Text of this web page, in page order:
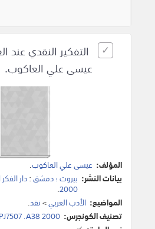
التفكير النقدي عند
عيسى علي العاكوب.
المؤلف: عيسى علي العاكوب.
بيانات النشر: بيروت ؛ دمشق:دار
2000
.
المواضيع: الأدب العربي>نقد.
تصنيف الكونجرس: PJ7507 .A38 2000